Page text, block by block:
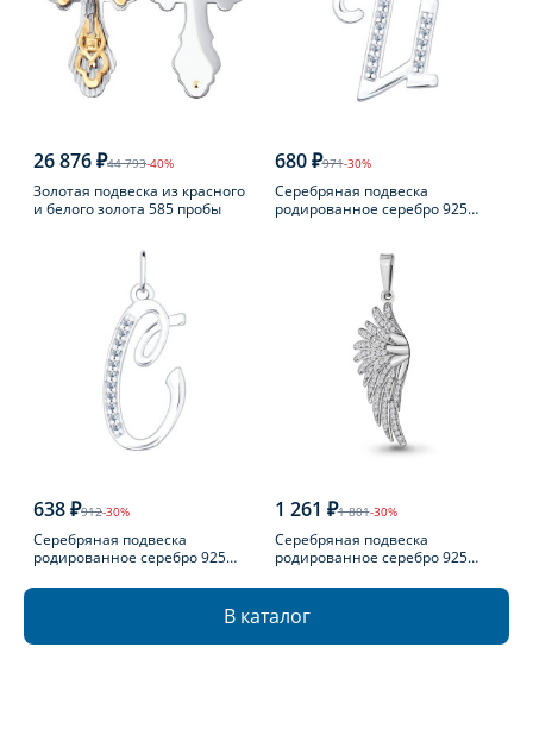
26 876 ₽44 793-40%
Золотая подвеска из красного
и белого золота 585 пробы
680 ₽971-30%
Серебряная подвеска
родированное серебро 925
638 ₽912-30%
Серебряная подвеска
родированное серебро 925
1 261 ₽1 801-30%
Серебряная подвеска
родированное серебро 925
В каталог